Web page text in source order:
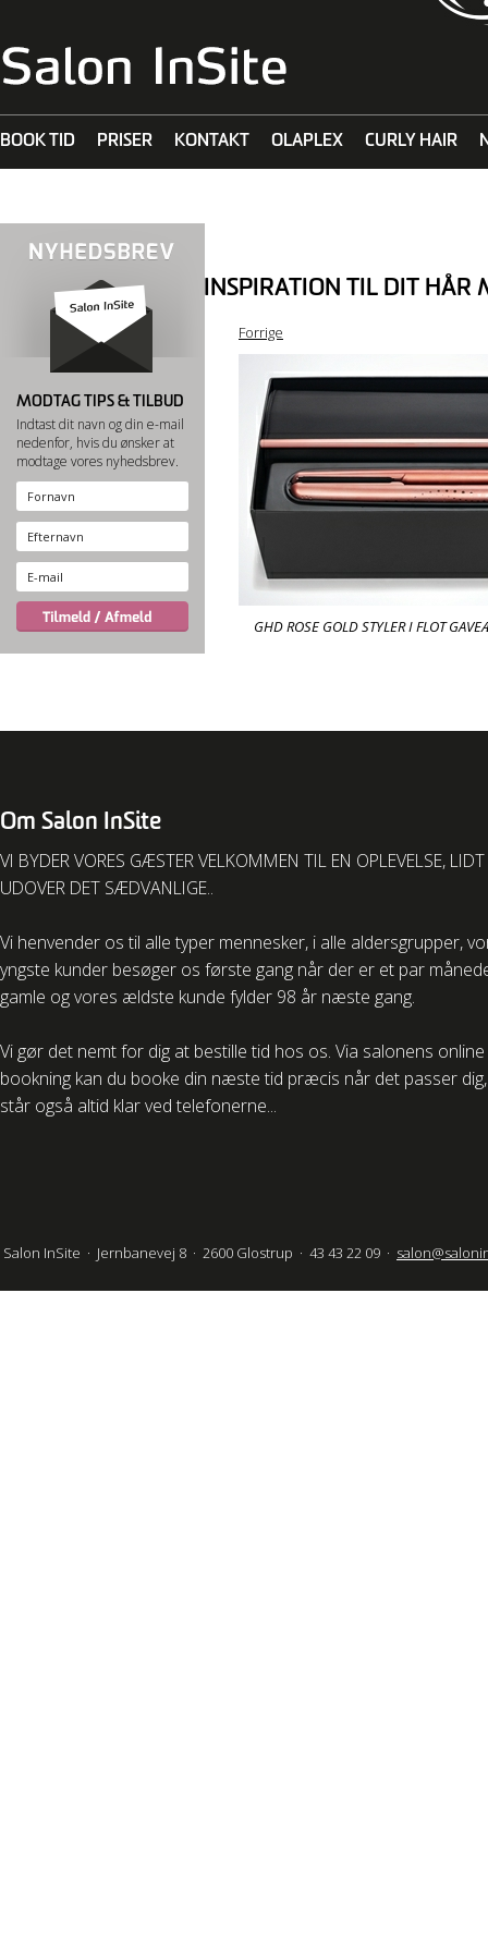
BOOK TID PRISER KONTAKT OLAPLEX CURLY HAIR
MODTAG TIPS & TILBUD
Indtast dit navn og din e-mail
nedenfor, hvis du ønsker at
modtage vores nyhedsbrev.
INSPIRATION TIL DIT HÅR
Forrige
GHD ROSE GOLD STYLER I FLOT
Om Salon InSite
VI BYDER VORES GÆSTER VELKOMMEN TIL EN OPLEVELSE, LIDT
UDOVER DET SÆDVANLIGE..
Vi henvender os til alle typer mennesker, i alle aldersgrupper,
yngste kunder besøger os første gang når der er et par
gamle og vores ældste kunde fylder 98 år næste gang.
Vi gør det nemt for dig at bestille tid hos os. Via salonens online
bookning kan du booke din næste tid præcis når det passer
står også altid klar ved telefonerne...
Salon InSite · Jernbanevej 8 · 2600 Glostrup · 43 43 22 09 ·